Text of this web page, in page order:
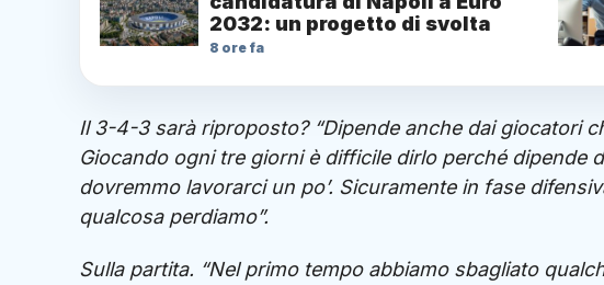
2032: un progetto di svolta
8 ore fa
Il 3-4-3 sarà riproposto? “Dipende anche dai giocatori
Giocando ogni tre giorni è difficile dirlo perché dipende
dovremmo lavorarci un po’. Sicuramente in fase
qualcosa perdiamo”.
Sulla partita. “Nel primo tempo abbiamo sbagliato